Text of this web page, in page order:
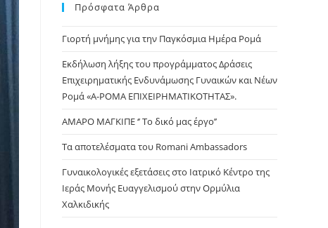
Πρόσφατα Άρθρα
Γιορτή μνήμης για την Παγκόσμια Ημέρα Ρομά
Εκδήλωση λήξης του προγράμματος Δράσεις
Επιχειρηματικής Ενδυνάμωσης Γυναικών και Νέων
Ρομά «Α-ΡΟΜΑ ΕΠΙΧΕΙΡΗΜΑΤΙΚΟΤΗΤΑΣ».
ΑΜΑΡΟ ΜΑΓΚΙΠΕ ‘’ Το δικό μας έργο’’
Τα αποτελέσματα του Romani Ambassadors
Γυναικολογικές εξετάσεις στο Ιατρικό Κέντρο της
Ιεράς Μονής Ευαγγελισμού στην Ορμύλια
Χαλκιδικής